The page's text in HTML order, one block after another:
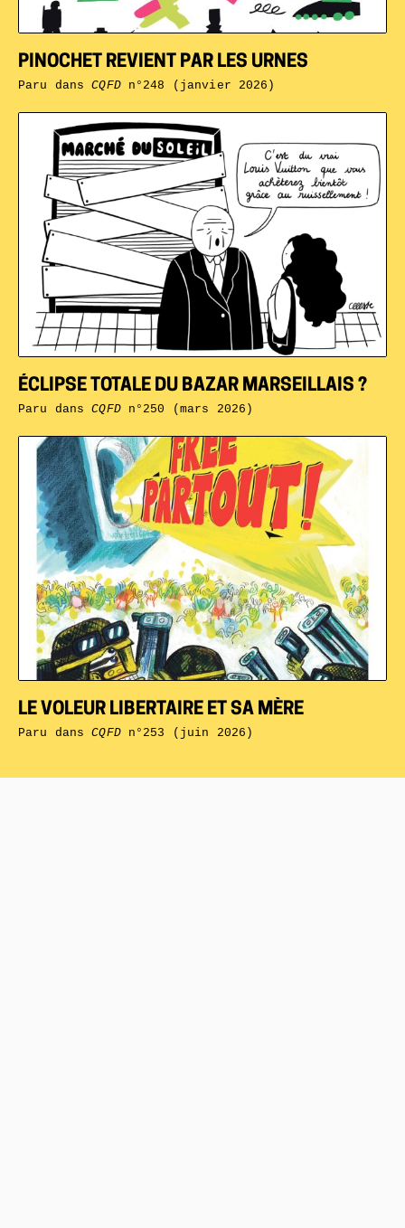
LE VOLEUR LIBERTAIRE ET SA MÈRE
Paru dansCQFDn°253 (juin 2026)
ÉCLIPSE TOTALE DU BAZAR MARSEILLAIS ?
Paru dansCQFDn°250 (mars 2026)
PINOCHET REVIENT PAR LES URNES
Paru dansCQFDn°248 (janvier 2026)